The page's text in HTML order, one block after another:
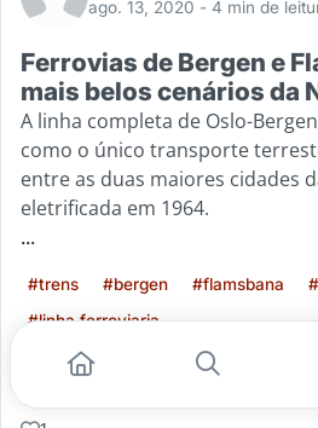
ago. 13, 2020 - 4 min de
Ferrovias de Bergen e
mais belos cenários da
A linha completa de Oslo-
como o único transporte
entre as duas maiores cidades
eletrificada em 1964.
...
#trens #bergen #flamsbana
#linha ferroviaria
Leia mais